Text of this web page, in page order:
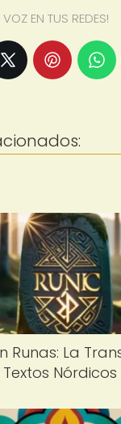
EN TUS REDES!
Runas: La